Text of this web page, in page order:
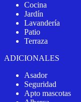
Cocina
Jardín
Lavandería
Patio
Terraza
ADICIONALES
Asador
Seguridad
Apto mascotas